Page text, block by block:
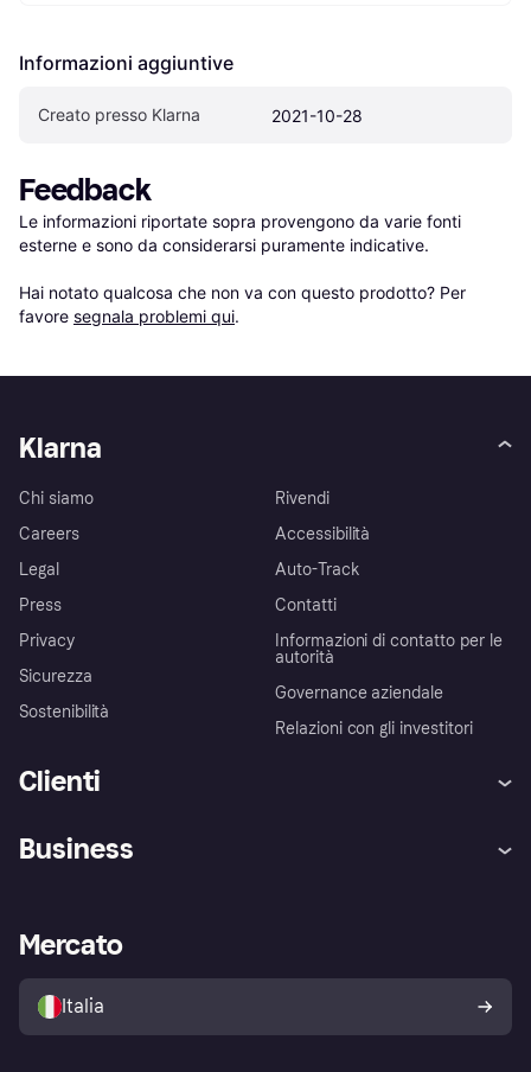
Informazioni aggiuntive
Creato presso Klarna 2021-10-28
Feedback
Le informazioni riportate sopra provengono da varie fonti
esterne e sono da considerarsi puramente indicative.
Hai notato qualcosa che non va con questo prodotto? Per
favore segnala problemi qui.
Klarna
Chi siamo
Careers
Legal
Press
Privacy
Sicurezza
Sostenibilità
Rivendi
Accessibilità
Auto-Track
Contatti
Informazioni di contatto per le
autorità
Governance aziendale
Relazioni con gli investitori
Clienti
Esplora i negozi
Politica di protezione
dell'acquirente Klarna
Business
Accesso aziende
Mercato
Italia